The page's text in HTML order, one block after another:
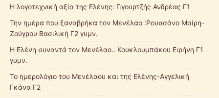
Η λογοτεχνική αξία της Ελένης: Γιγουρτζής Ανδρέας Γ1
Την ημέρα που ξαναβρήκα τον Μενέλαο :Ρουσσάνο Μαίρη-
Ζούγρου Βασιλική Γ2 γυμν.
Η Ελένη συναντά τον Μενέλαο.. Κουκλουμπάκου Ειρήνη Γ1
γυμν.
Το ημερολόγιο του Μενέλαου και της Ελένης-Αγγελική
Γκάνα Γ2